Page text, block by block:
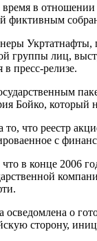
время в
фиктивным
группы лиц,
пресс-релизе.
Бойко, который
то, что реестр
с
в конце 2006
осведомлена о
сторону,